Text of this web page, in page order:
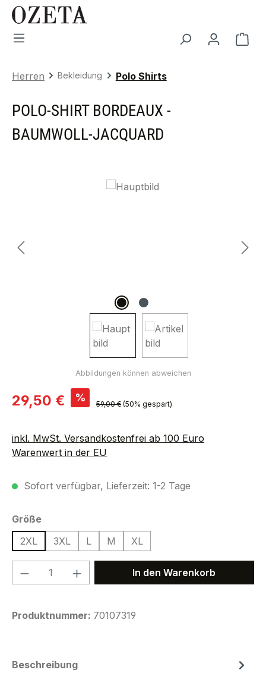
Zum Hauptinhalt springen
Herren Bekleidung Polo Shirts
POLO-SHIRT BORDEAUX -
BAUMWOLL-JACQUARD
Bildergalerie überspringen
Verkaufspreis:
29,50 € % Regulärer Preis:
59,00 € (50% gespart)
inkl. MwSt. Versandkostenfrei ab 100 Euro
Warenwert in der EU
Sofort verfügbar, Lieferzeit: 1-2 Tage
Größeauswählen
2XL
3XL L M XL
Produkt Anzahl: Gib denIn den Warenkorb
Produktnummer: 70107319
Beschreibung